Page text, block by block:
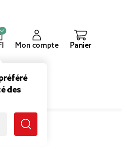
des
Mon compte Panier
modèles)